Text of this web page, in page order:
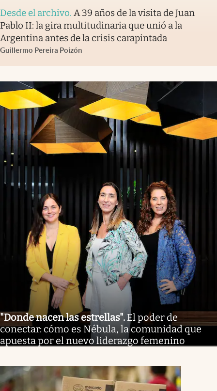
Desde el archivo. A 39 años de la visita de Juan
Pablo II: la gira multitudinaria que unió a la
Argentina antes de la crisis carapintada
Guillermo Pereira Poizón
"Donde nacen las estrellas". El poder de
conectar: cómo es Nébula, la comunidad que
apuesta por el nuevo liderazgo femenino